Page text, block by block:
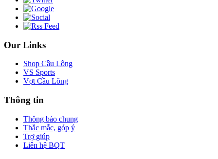
Our Links
Shop Cầu Lông
VS Sports
Vợt Cầu Lông
Thông tin
Thông báo chung
Thắc mắc, góp ý
Trợ giúp
Liên hệ BQT